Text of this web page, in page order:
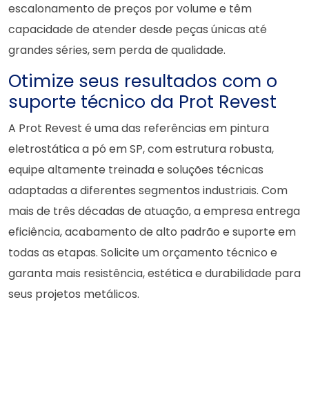
escalonamento de preços por volume e têm
capacidade de atender desde peças únicas até
grandes séries, sem perda de qualidade.
Otimize seus resultados com o
suporte técnico da Prot Revest
A Prot Revest é uma das referências em pintura
eletrostática a pó em SP, com estrutura robusta,
equipe altamente treinada e soluções técnicas
adaptadas a diferentes segmentos industriais. Com
mais de três décadas de atuação, a empresa entrega
eficiência, acabamento de alto padrão e suporte em
todas as etapas. Solicite um orçamento técnico e
garanta mais resistência, estética e durabilidade para
seus projetos metálicos.